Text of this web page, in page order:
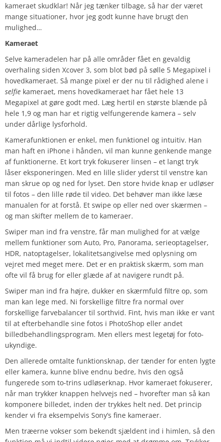
kameraet skudklar! Når jeg tænker tilbage, så har der været
mange situationer, hvor jeg godt kunne have brugt den
mulighed…
Kameraet
Selve kameradelen har på alle områder fået en gevaldig
overhaling siden Xcover 3, som blot bød på sølle 5 Megapixel i
hovedkameraet. Så mange pixel er der nu til rådighed alene i
selfie kameraet, mens hovedkameraet har fået hele 13
Megapixel at gøre godt med. Læg hertil en største blænde på
hele 1,9 og man har et rigtig velfungerende kamera – selv
under dårlige lysforhold.
Kamerafunktionen er enkel, men funktionel og intuitiv. Han
man haft en iPhone i hånden, vil man kunne genkende mange
af funktionerne. Et kort tryk fokuserer linsen – et langt tryk
låser eksponeringen. Med en lille slider yderst til venstre kan
man skrue op og ned for lyset. Den store hvide knap er udløser
til fotos – den lille røde til video. Det behøver man ikke læse
manualen for at forstå. Et swipe op eller ned over skærmen –
og man skifter mellem de to kameraer.
Swiper man ind fra venstre, får man mulighed for at vælge
mellem funktioner som Auto, Pro, Panorama, serieoptagelser,
HDR, natoptagelser, lokalitetsangivelse med oplysning om
vejret med meget mere. Det er en praktisk skærm, som man
ofte vil få brug for eller glæde af at navigere rundt på.
Swiper man ind fra højre, dukker en skærmfuld filtre op, som
man kan lege med. Ni forskellige filtre fra normal over
forskellige farvebalancer til sorthvid. Fint, hvis man ikke er vant
til at efterbehandle sine fotos i PhotoShop eller andet
billedbehandlingsprogram. Men ellers mest legetøj for foto-
ukyndige.
Den allerede omtalte funktionsknap, der tænder for enten lygte
eller kamera, kunne blive endnu bedre, hvis den også
fungerede som to-trins udløserknap. Hvor kameraet fokuserer,
når man trykker knappen helvvejs ned – hvorefter man så kan
komponere billedet, inden der trykkes helt ned. Det princip
kender vi fra eksempelvis Sony’s fine kameraer.
Men træerne vokser som bekendt sjældent ind i himlen, så den